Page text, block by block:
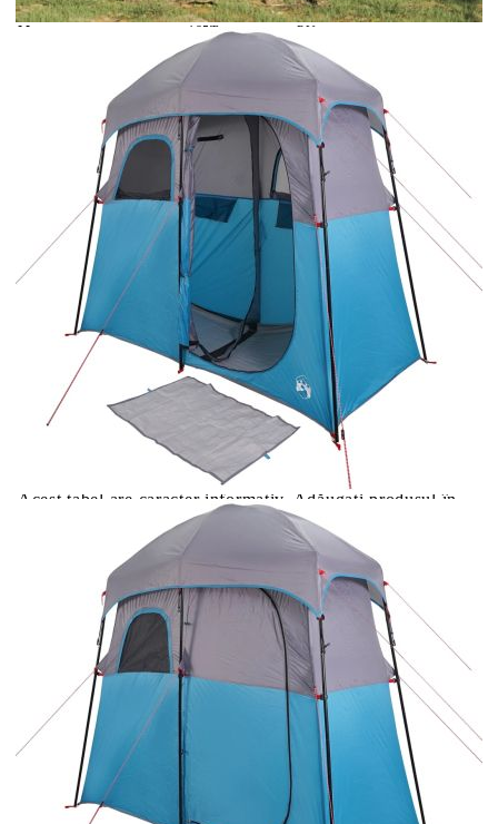
Цвят:
Син
Материал:
185T полиестер с PU покритие
7,6 кг
8721102657726
Общи размери:
256 x 136 x 225 см (Д x Ш x В)
Размери на опаковката:
58,5 x 21,5 x 21,5 см (Д x Ш x В)
1
Тип палатка:
Душ шатра
Брой прозорци:
Брой стаи:
2
Купи на изплащане
Credit calculator
Палатка за душ, 2-местна, синя, водоустойчива
Please select credit institution
Цена на продукта: €114.00
Extraction of information from credit institutions
Предоставената таблица е с информационна цел.
Добавете продукта в количката си с бутона "Добави в
количката" и при поръчка ще можете да изберете броя
вноски на кредита.
Acest tabel are caracter informativ. Adăugați produsul în
coșul de cumpărături unde veți putea selecta detaliile
cererii de creditare.
Предоставената таблица е с информационна цел.
Добавете продукта в количката си с бутона "Добави в
количката" и при поръчка ще можете да изберете броя
вноски на кредита.
Предоставената таблица е с информационна цел.
Добавете продукта в количката си с бутона "Добави в
количката" и при поръчка ще можете да изберете броя
вноски на кредита.
Предоставената таблица е с информационна цел.
Добавете продукта в количката си с бутона "Добави в